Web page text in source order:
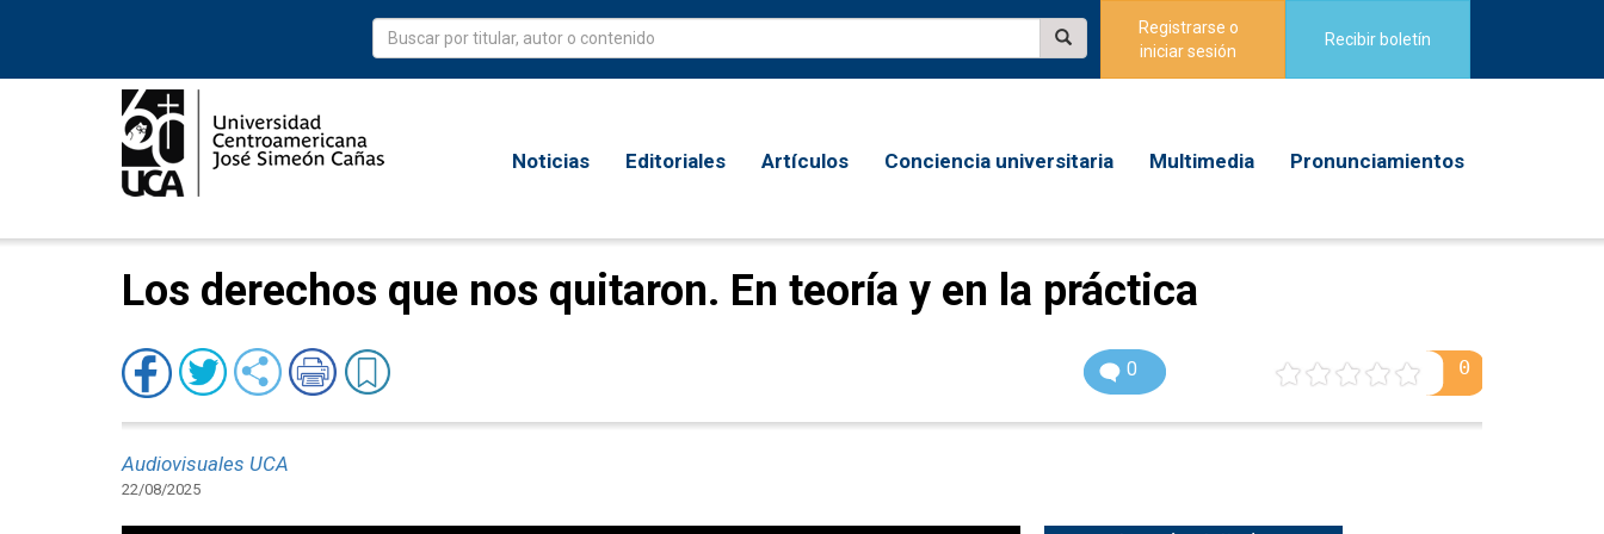
Registrarse o
iniciar sesión
Recibir boletín
Noticias Editoriales Artículos Conciencia universitaria Multimedia Pronunciamientos
Los derechos que nos quitaron. En teoría y en la práctica
0 0
Audiovisuales UCA
22/08/2025